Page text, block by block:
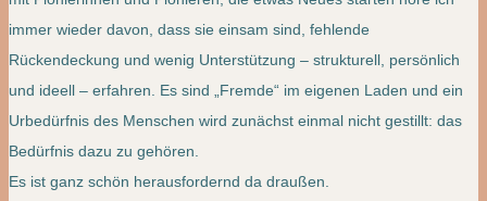
immer wieder davon, dass sie einsam sind, fehlende
Rückendeckung und wenig Unterstützung – strukturell, persönlich
und ideell – erfahren. Es sind „Fremde“ im eigenen Laden und ein
Urbedürfnis des Menschen wird zunächst einmal nicht gestillt: das
Bedürfnis dazu zu gehören.
Es ist ganz schön herausfordernd da draußen.